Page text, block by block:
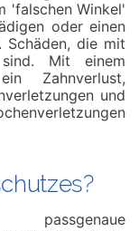
'falschen Winkel'
oder einen
Schäden, die mit
Mit einem
Zahnverlust,
und